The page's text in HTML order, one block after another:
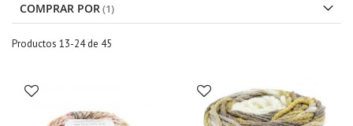
Productos 13-24de 45
COMPRAR POR